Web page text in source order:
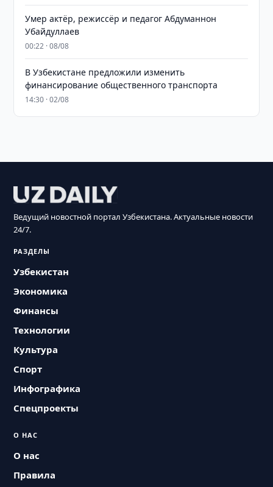
Умер актёр, режиссёр и педагог Абдуманнон
Убайдуллаев
00:22 · 08/08
В Узбекистане предложили изменить
финансирование общественного транспорта
14:30 · 02/08
Ведущий новостной портал Узбекистана. Актуальные новости
24/7.
РАЗДЕЛЫ
Узбекистан
Экономика
Финансы
Технологии
Культура
Спорт
Инфографика
Спецпроекты
О НАС
О нас
Правила